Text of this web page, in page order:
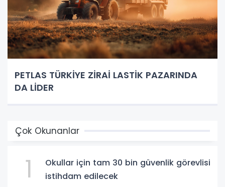
PETLAS TÜRKİYE ZİRAİ LASTİK PAZARINDA
DA LİDER
Çok Okunanlar
1
Okullar için tam 30 bin güvenlik görevlisi
istihdam edilecek